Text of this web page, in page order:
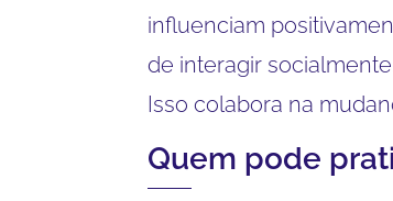
influenciam
de interagir
Isso colabora na
Quem pode